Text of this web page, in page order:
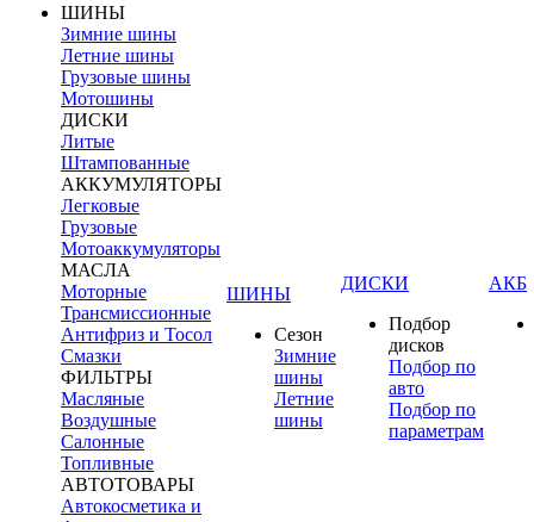
ШИНЫ
Зимние шины
Летние шины
Грузовые шины
Мотошины
ДИСКИ
Литые
Штампованные
АККУМУЛЯТОРЫ
Легковые
Грузовые
Мотоаккумуляторы
МАСЛА
Моторные
Трансмиссионные
Антифриз и Тосол
Смазки
ФИЛЬТРЫ
Масляные
Воздушные
Салонные
Топливные
АВТОТОВАРЫ
Автокосметика и
ШИНЫ
Сезон
Зимние
шины
Летние
шины
ДИСКИ
Подбор
дисков
Подбор по
авто
Подбор по
параметрам
АКБ